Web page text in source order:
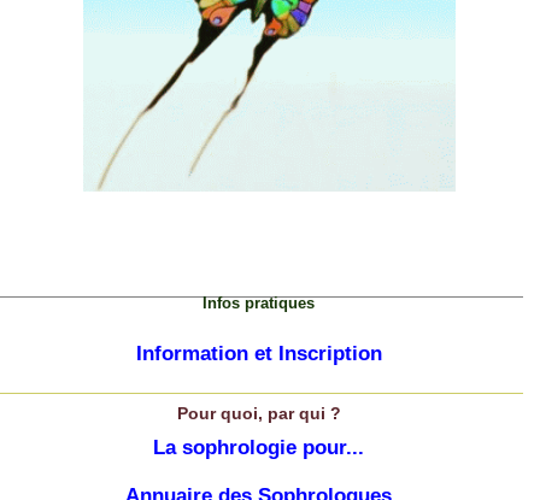
Infos pratiques
Information et Inscription
Pour quoi, par qui ?
La sophrologie pour...
Annuaire des Sophrologues